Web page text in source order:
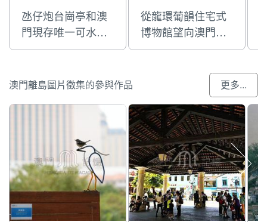
氹仔炮台崗亭和澳
門現存唯一可水平
轉動的岸防炮
從龍環葡韻住宅式
博物館望向澳門蛋
方向廿多年的景觀
澳門離島圖片徵集的參與作品 更多...